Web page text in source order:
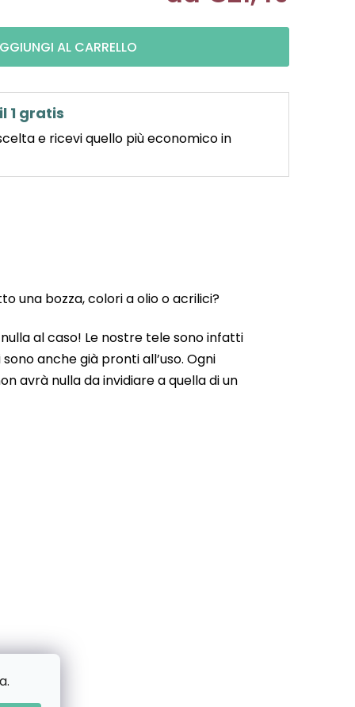
AL CARRELLO
1 gratis
e ricevi quello più economico in
una bozza, colori a olio o acrilici?
al caso! Le nostre tele sono infatti
anche già pronti all’uso. Ogni
avrà nulla da invidiare a quella di un